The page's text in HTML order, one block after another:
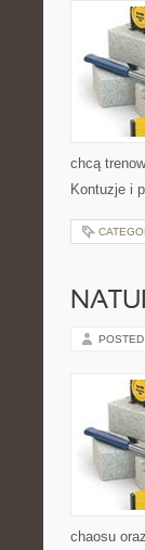
chcą
Kontuzje i
chaosu